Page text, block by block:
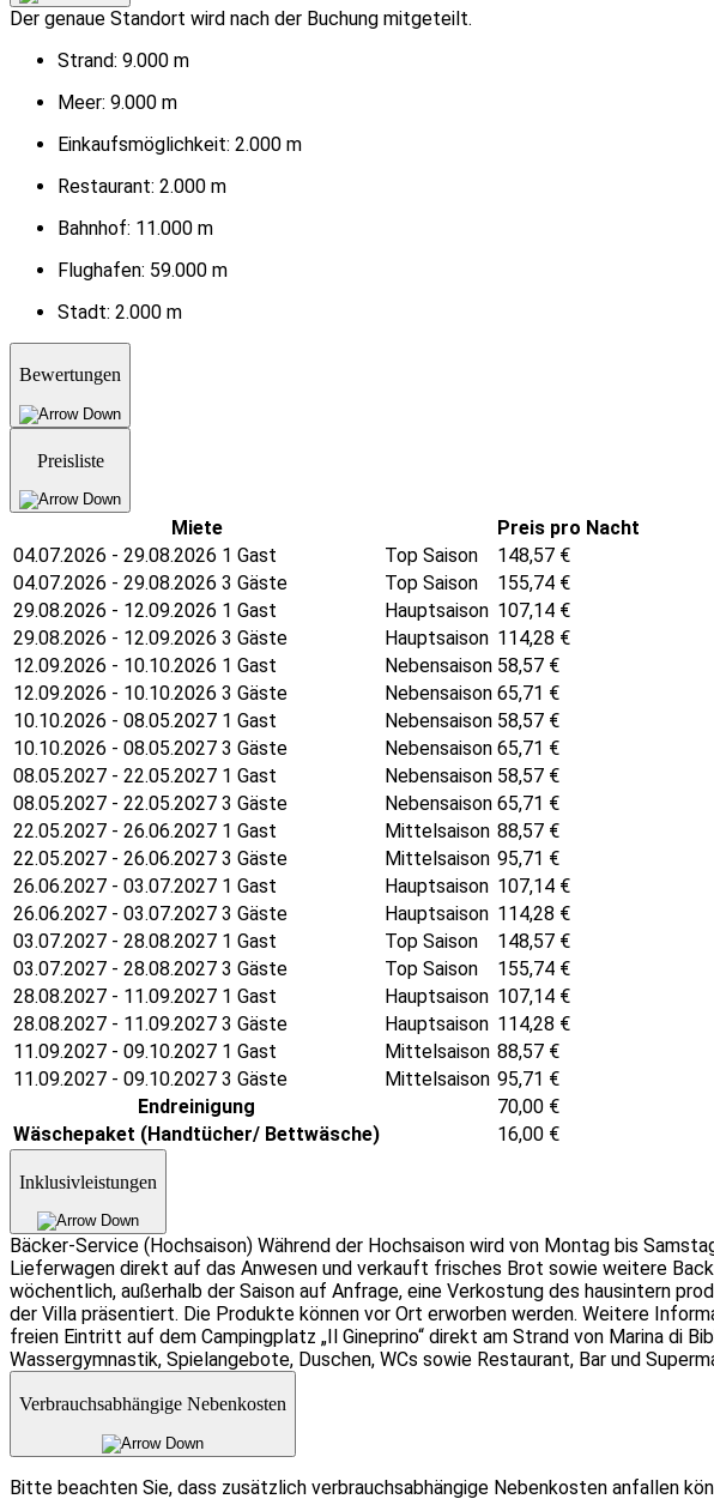
Der genaue Standort wird nach der Buchung mitgeteilt.
Strand: 9.000 m
Meer: 9.000 m
Einkaufsmöglichkeit: 2.000 m
Restaurant: 2.000 m
Bahnhof: 11.000 m
Flughafen: 59.000 m
Stadt: 2.000 m
Bewertungen
Preisliste
Miete
Preis pro Nacht
04.07.2026 - 29.08.2026 1 Gast
Top Saison 148,57 €
04.07.2026 - 29.08.2026 3 Gäste
Top Saison 155,74 €
29.08.2026 - 12.09.2026 1 Gast
Hauptsaison 107,14 €
29.08.2026 - 12.09.2026 3 Gäste
Hauptsaison 114,28 €
12.09.2026 - 10.10.2026 1 Gast
Nebensaison 58,57 €
12.09.2026 - 10.10.2026 3 Gäste
Nebensaison 65,71 €
10.10.2026 - 08.05.2027 1 Gast
Nebensaison 58,57 €
10.10.2026 - 08.05.2027 3 Gäste
Nebensaison 65,71 €
08.05.2027 - 22.05.2027 1 Gast
Nebensaison 58,57 €
08.05.2027 - 22.05.2027 3 Gäste
Nebensaison 65,71 €
22.05.2027 - 26.06.2027 1 Gast
Mittelsaison 88,57 €
22.05.2027 - 26.06.2027 3 Gäste
Mittelsaison 95,71 €
26.06.2027 - 03.07.2027 1 Gast
Hauptsaison 107,14 €
26.06.2027 - 03.07.2027 3 Gäste
Hauptsaison 114,28 €
03.07.2027 - 28.08.2027 1 Gast
Top Saison 148,57 €
03.07.2027 - 28.08.2027 3 Gäste
Top Saison 155,74 €
28.08.2027 - 11.09.2027 1 Gast
Hauptsaison 107,14 €
28.08.2027 - 11.09.2027 3 Gäste
Hauptsaison 114,28 €
11.09.2027 - 09.10.2027 1 Gast
Mittelsaison 88,57 €
11.09.2027 - 09.10.2027 3 Gäste
Mittelsaison 95,71 €
Endreinigung
70,00 €
Wäschepaket (Handtücher/ Bettwäsche)
16,00 €
Inklusivleistungen
Bäcker-Service (Hochsaison) Während der Hochsaison wird von Montag bis
Lieferwagen direkt auf das Anwesen und verkauft frisches Brot sowie weitere
wöchentlich, außerhalb der Saison auf Anfrage, eine Verkostung des hausintern
der Villa präsentiert. Die Produkte können vor Ort erworben werden. Weitere
freien Eintritt auf dem Campingplatz „Il Gineprino“ direkt am Strand von Marina di
Wassergymnastik, Spielangebote, Duschen, WCs sowie Restaurant, Bar und
Verbrauchsabhängige Nebenkosten
Bitte beachten Sie, dass zusätzlich verbrauchsabhängige Nebenkosten anfallen